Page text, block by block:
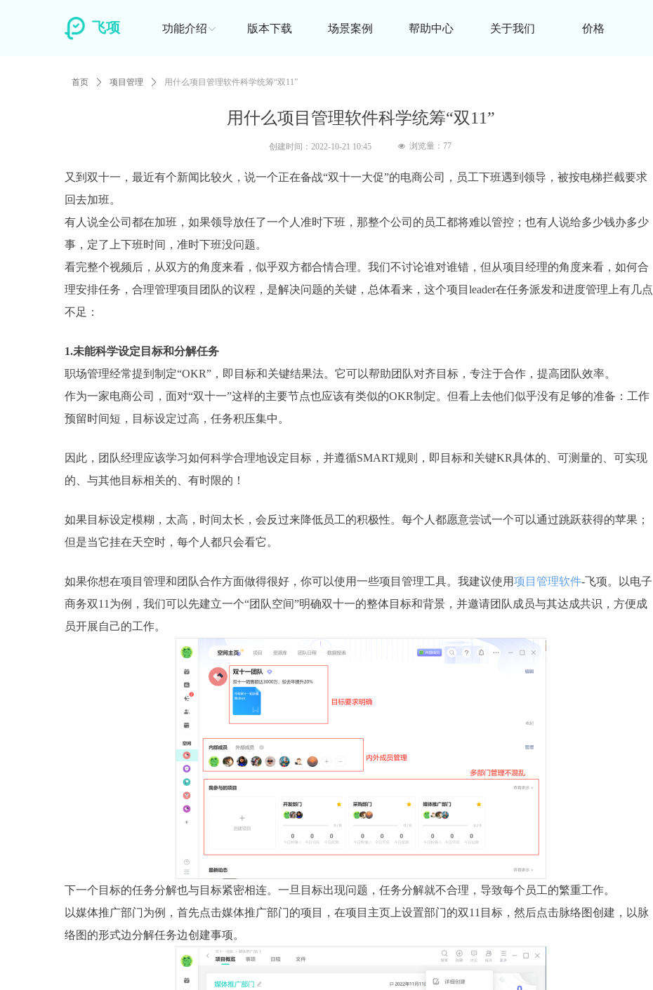
版本下载 场景案例 帮助中心 关于我们 价格
ꄳ
飞项 功能介绍
用什么项目管理软件科学统筹“双11”
又到双十一，最近有个新闻比较火，说一个正在备战“双十一大促”的电商公司，员工下班遇到领导，被按电梯拦截要求
回去加班。
有人说全公司都在加班，如果领导放任了一个人准时下班，那整个公司的员工都将难以管控；也有人说给多少钱办多少
事，定了上下班时间，准时下班没问题。
看完整个视频后，从双方的角度来看，似乎双方都合情合理。我们不讨论谁对谁错，但从项目经理的角度来看，如何合
理安排任务，合理管理项目团队的议程，是解决问题的关键，总体看来，这个项目leader在任务派发和进度管理上有几点
不足：
1.未能科学设定目标和分解任务
职场管理经常提到制定“OKR”，即目标和关键结果法。它可以帮助团队对齐目标，专注于合作，提高团队效率。
作为一家电商公司，面对“双十一”这样的主要节点也应该有类似的OKR制定。但看上去他们似乎没有足够的准备：工作
预留时间短，目标设定过高，任务积压集中。
因此，团队经理应该学习如何科学合理地设定目标，并遵循SMART规则，即目标和关键KR具体的、可测量的、可实现
的、与其他目标相关的、有时限的！
如果目标设定模糊，太高，时间太长，会反过来降低员工的积极性。每个人都愿意尝试一个可以通过跳跃获得的苹果；
但是当它挂在天空时，每个人都只会看它。
如果你想在项目管理和团队合作方面做得很好，你可以使用一些项目管理工具。我建议使用项目管理软件-飞项。以电子
商务双11为例，我们可以先建立一个“团队空间”明确双十一的整体目标和背景，并邀请团队成员与其达成共识，方便成
员开展自己的工作。
下一个目标的任务分解也与目标紧密相连。一旦目标出现问题，任务分解就不合理，导致每个员工的繁重工作。
以媒体推广部门为例，首先点击媒体推广部门的项目，在项目主页上设置部门的双11目标，然后点击脉络图创建，以脉
络图的形式边分解任务边创建事项。
创建时间： 2022-10-21 10:45
首页 ꄲ 项目管理 ꄲ 用什么项目管理软件科学统筹“双11”
넶 浏览量： 77